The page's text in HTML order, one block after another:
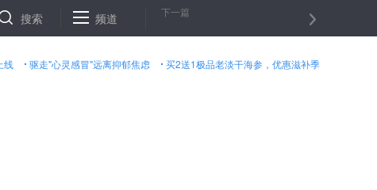
后的粮田“变身”记 阿富汗北部一安全检查站遭袭９名警察身亡
搜索 频道 下一篇
线 驱走"心灵感冒"远离抑郁焦虑 买2送1极品老淡干海参，优惠滋补季